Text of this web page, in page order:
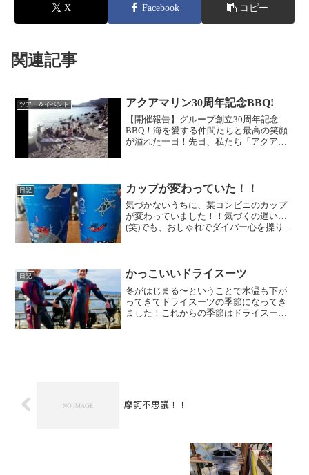
X Facebook コピー
関連記事
ツアー＆イベント アクアマリン30周年記念BBQ!
【開催報告】グループ創立30周年記念
BBQ！海を愛する仲間たちと最高の笑顔
が溢れた一日！先日、私たち「アクアマ
な記念BBQを開催い...
日記 カップが変わっていた！！
気づかないうちに、某コンビニのカップ
が変わっていました！！気づくの遅い…
(笑)でも、おしゃれでダイバー心を擽りま
日記 かっこいいドライスーツ
冬がはじまる〜ということで水温も下が
ってきてドライスーツの季節になってき
ました！これからの季節はドライスーツ
摩訶不思議！！